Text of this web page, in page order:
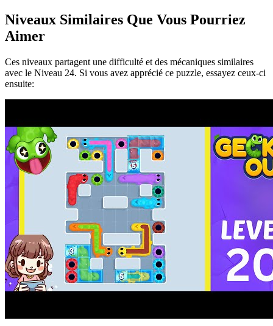
Niveaux Similaires Que Vous Pourriez
Aimer
Ces niveaux partagent une difficulté et des mécaniques similaires
avec le Niveau 24. Si vous avez apprécié ce puzzle, essayez ceux-ci
ensuite: